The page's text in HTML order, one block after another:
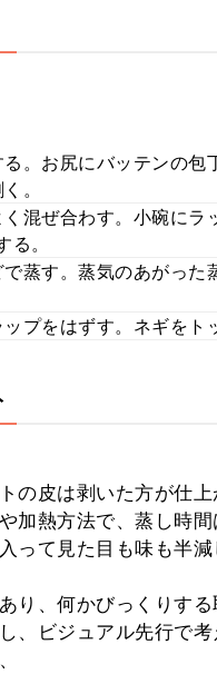
。お尻にバッテンの包
。
混ぜ合わす。小碗に
る。
蒸す。蒸気のあがっ
プをはずす。ネギをト
の皮は剥いた方が仕
加熱方法で、蒸し時
って見た目も味も半減
り、何かびっくりす
、ビジュアル先行で